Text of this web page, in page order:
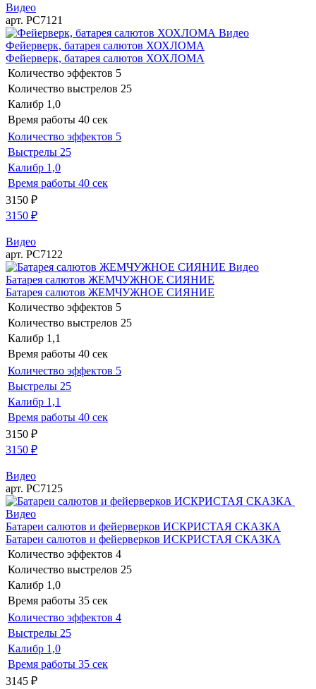
Видео
арт. РС7121
Видео
Фейерверк, батарея салютов ХОХЛОМА
Фейерверк, батарея салютов ХОХЛОМА
Количество эффектов 5
Количество выстрелов 25
Калибр 1,0
Время работы 40 сек
Количество эффектов 5
Выстрелы 25
Калибр 1,0
Время работы 40 сек
3150 ₽
3150 ₽
Видео
арт. РС7122
Видео
Батарея салютов ЖЕМЧУЖНОЕ СИЯНИЕ
Батарея салютов ЖЕМЧУЖНОЕ СИЯНИЕ
Количество эффектов 5
Количество выстрелов 25
Калибр 1,1
Время работы 40 сек
Количество эффектов 5
Выстрелы 25
Калибр 1,1
Время работы 40 сек
3150 ₽
3150 ₽
Видео
арт. РС7125
Видео
Батареи салютов и фейерверков ИСКРИСТАЯ СКАЗКА
Батареи салютов и фейерверков ИСКРИСТАЯ СКАЗКА
Количество эффектов 4
Количество выстрелов 25
Калибр 1,0
Время работы 35 сек
Количество эффектов 4
Выстрелы 25
Калибр 1,0
Время работы 35 сек
3145 ₽